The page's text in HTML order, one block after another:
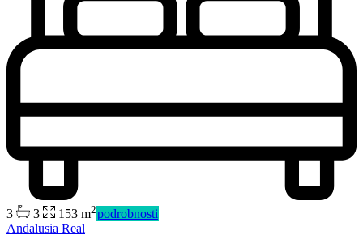
3 3 153 m2podrobnosti
Andalusia Real